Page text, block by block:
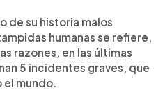
de su historia malos
humanas se refiere,
razones, en las últimas
5 incidentes graves, que
mundo.